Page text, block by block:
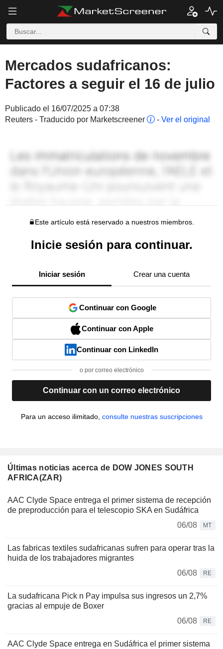
Mercados sudafricanos:
Factores a seguir el 16 de julio
Publicado el 16/07/2025 a 07:38
Reuters - Traducido por Marketscreener
- Ver el original
Este artículo está reservado a nuestros miembros.
Inicie sesión para continuar.
Iniciar sesión Crear una cuenta
Continuar con Google
Continuar con Apple
Continuar con LinkedIn
o por correo electrónico
Continuar con un correo electrónico
Para un acceso ilimitado, consulte nuestras suscripciones
Últimas noticias acerca de DOW JONES SOUTH
AFRICA(ZAR)
AAC Clyde Space entrega el primer sistema de recepción
de preproducción para el telescopio SKA en Sudáfrica
06/08
MT
Las fabricas textiles sudafricanas sufren para operar tras la
huida de los trabajadores migrantes
06/08
RE
La sudafricana Pick n Pay impulsa sus ingresos un 2,7%
gracias al empuje de Boxer
06/08
RE
AAC Clyde Space entrega en Sudáfrica el primer sistema